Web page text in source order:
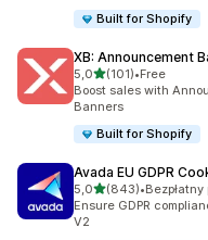
Built for Shopify
XB: Announcement
5,0na 5 gwiazdek
(101)
Łączna liczba recenzji:
•Free
Boost sales with
Banners
Built for Shopify
Avada EU GDPR
5,0na 5 gwiazdek
(843)
Łączna liczba recenzji:
•
Ensure GDPR
V2